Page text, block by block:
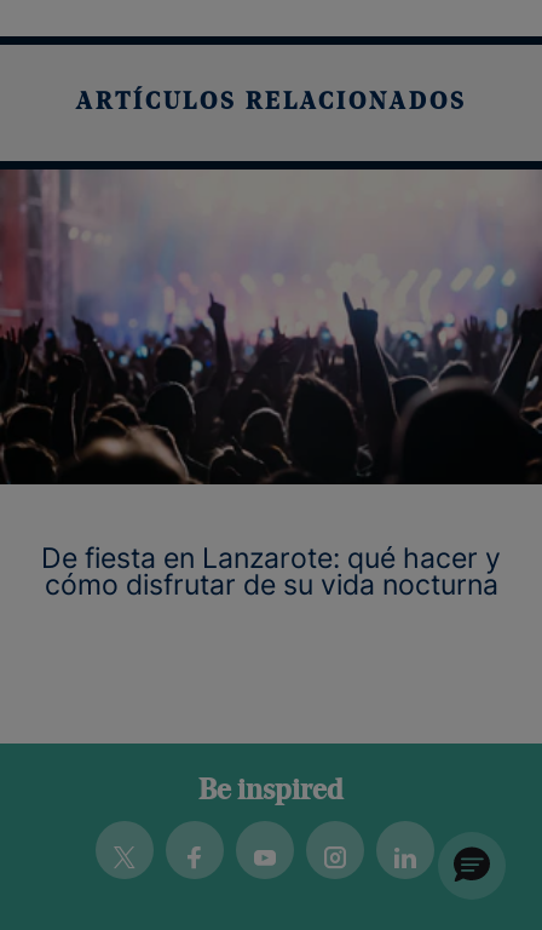
ARTÍCULOS RELACIONADOS
De fiesta en Lanzarote: qué hacer y
cómo disfrutar de su vida nocturna
Be inspired
Twitter FacebookYoutubeInstagramLinkedin